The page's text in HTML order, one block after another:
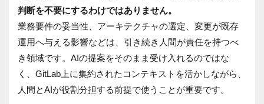
判断を不要にするわけではありません。
業務要件の妥当性、アーキテクチャの選定、変更が既存
運用へ与える影響などは、引き続き人間が責任を持つべ
き領域です。AIの提案をそのまま受け入れるのではな
く、GitLab上に集約されたコンテキストを活かしながら、
人間とAIが役割分担する前提で使うことが重要です。